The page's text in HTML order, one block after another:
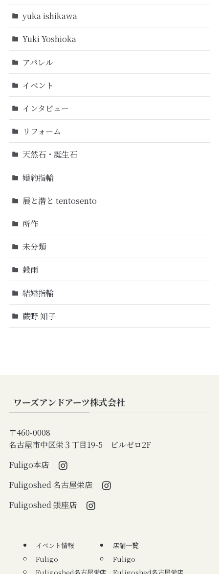
yuka ishikawa
Yuki Yoshioka
アパレル
イベント
インタビュー
リフォーム
天然石・誕生石
婚約指輪
展と潜と tentosento
所作
未分類
穀雨
結婚指輪
蕨野 知子
ワーズアンドアーツ株式会社
〒460-0008
名古屋市中区栄３丁目19-5 ビルゼロ2F
Fuligo本店
Fuligoshed 名古屋栄店
Fuligoshed 銀座店
イベント情報
Fuligo
店舗一覧
Fuligo